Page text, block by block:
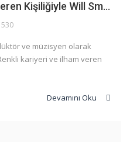
Kişiliğiyle Will Sm...
530
ve müzisyen olarak
kariyeri ve ilham veren
Devamını Oku